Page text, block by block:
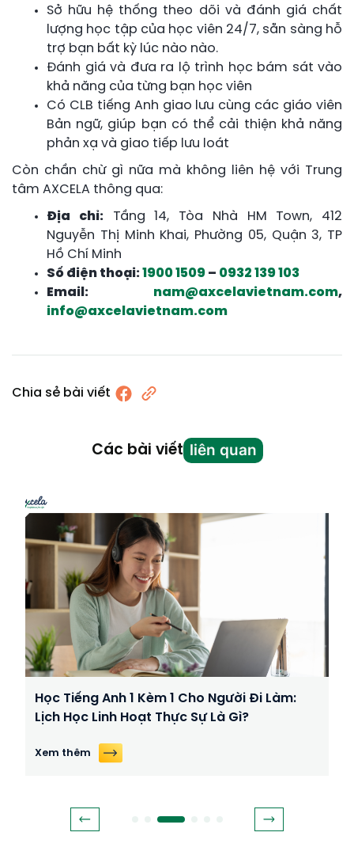
Sở hữu hệ thống theo dõi và đánh giá chất
lượng học tập của học viên 24/7, sẵn sàng hỗ
trợ bạn bất kỳ lúc nào nào.
Đánh giá và đưa ra lộ trình học bám sát vào
khả năng của từng bạn học viên
Có CLB tiếng Anh giao lưu cùng các giáo viên
Bản ngữ, giúp bạn có thể cải thiện khả năng
phản xạ và giao tiếp lưu loát
Còn chần chừ gì nữa mà không liên hệ với Trung
tâm AXCELA thông qua:
Địa chỉ:Tầng 14, Tòa Nhà HM Town, 412
Nguyễn Thị Minh Khai, Phường 05, Quận 3, TP
Hồ Chí Minh
Số điện thoại:1900 1509 – 0932 139 103
Email: nam@axcelavietnam.com,
info@axcelavietnam.com
Chia sẻ bài viết
Các bài viết liên quan
Học Tiếng Anh 1 Kèm 1 Cho Người Đi Làm:
Lịch Học Linh Hoạt Thực Sự Là Gì?
Xem thêm